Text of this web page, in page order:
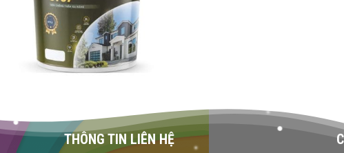
THÔNG TIN LIÊN HỆ